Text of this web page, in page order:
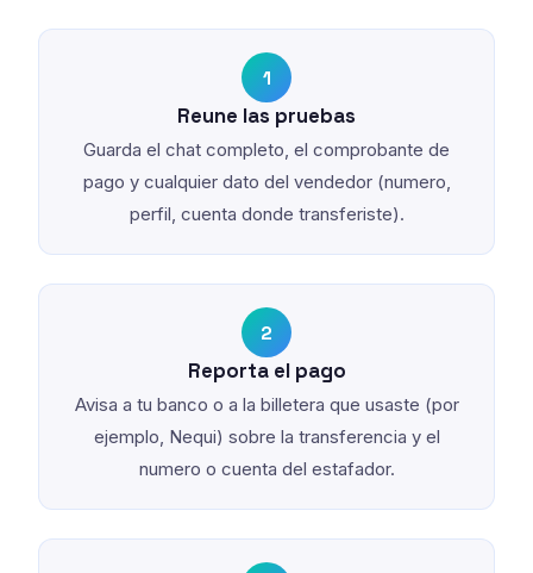
1
Reune las pruebas
Guarda el chat completo, el comprobante de
pago y cualquier dato del vendedor (numero,
perfil, cuenta donde transferiste).
2
Reporta el pago
Avisa a tu banco o a la billetera que usaste (por
ejemplo, Nequi) sobre la transferencia y el
numero o cuenta del estafador.